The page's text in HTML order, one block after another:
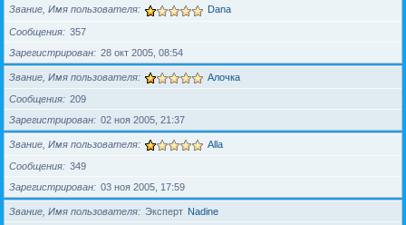
Звание, Имя пользователя Dana
Сообщения
357
Зарегистрирован
28 окт 2005, 08:54
Звание, Имя пользователя Алочка
Сообщения
209
Зарегистрирован
02 ноя 2005, 21:37
Звание, Имя пользователя Alla
Сообщения
349
Зарегистрирован
03 ноя 2005, 17:59
Звание, Имя пользователя Эксперт Nadine